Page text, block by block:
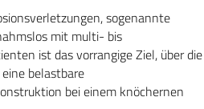
sogenannte
mit multi- bis
ist das vorrangige Ziel, über die
belastbare
bei einem knöchernen